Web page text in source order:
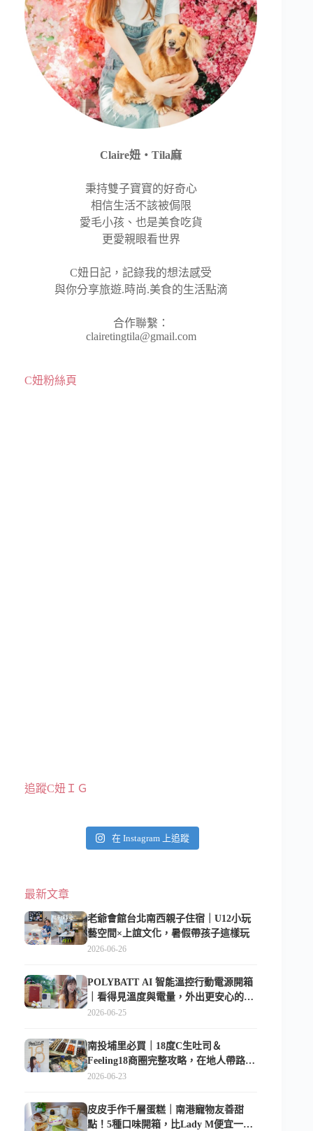
Claire妞‧Tila麻
秉持雙子寶寶的好奇心
相信生活不該被侷限
愛毛小孩、也是美食吃貨
更愛親眼看世界
C妞日記，記錄我的想法感受
與你分享旅遊.時尚.美食的生活點滴
合作聯繫：
clairetingtila@gmail.com
C妞粉絲頁
追蹤C妞ＩＧ
在 Instagram 上追蹤
最新文章
老爺會館台北南西親子住宿｜U12小玩
藝空間×上誼文化，暑假帶孩子這樣玩
2026-06-26
POLYBATT AI 智能溫控行動電源開箱
｜看得見溫度與電量，外出更安心的
10000mAh 行動電源
2026-06-25
南投埔里必買｜18度C生吐司＆
Feeling18商圈完整攻略，在地人帶路這
樣逛
2026-06-23
皮皮手作千層蛋糕｜南港寵物友善甜
點！5種口味開箱，比Lady M便宜一半